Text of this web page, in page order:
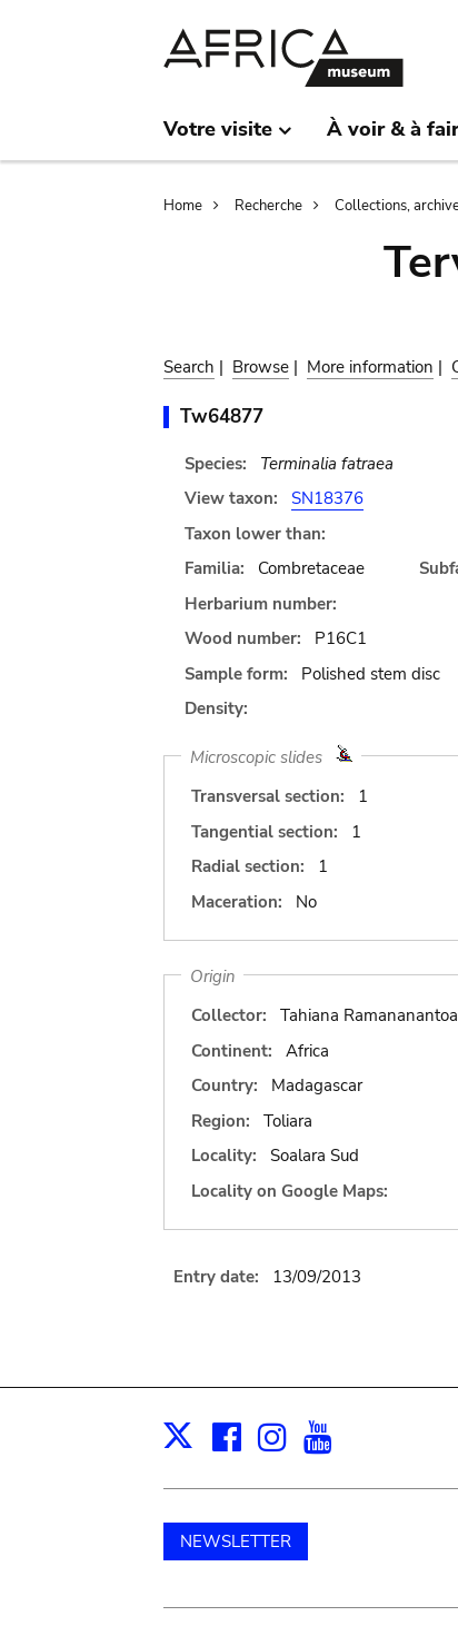
Votre visite À voir & à
Breadcrumb
Home Recherche Collections,
Search | Browse | More information |
Tw64877
Species:
Terminalia fatraea
View taxon:
SN18376
Taxon lower than:
Familia:
Combretaceae
Herbarium number:
Wood number:
P16C1
Sample form:
Polished stem disc
Density:
Microscopic slides
Transversal section:
1
Tangential section:
1
Radial section:
1
Maceration:
No
Origin
Collector:
Tahiana
Continent:
Africa
Country:
Madagascar
Region:
Toliara
Locality:
Soalara Sud
Locality on Google Maps:
Entry date: 13/09/2013
X Facebook
Instagram
NEWSLETTER